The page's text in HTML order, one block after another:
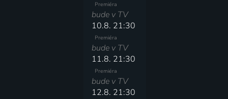
Premiéra
bude v TV
10.8. 21:30
Premiéra
bude v TV
11.8. 21:30
Premiéra
bude v TV
12.8. 21:30